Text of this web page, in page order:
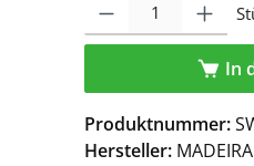
In
Produktnummer:
Hersteller: